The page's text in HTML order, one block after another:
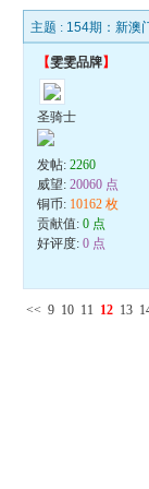
主题 : 154期：新澳
【雯雯品牌】
圣骑士
发帖:2260
威望:20060 点
铜币: 10162 枚
贡献值:0 点
好评度:0 点
<< 9 10 11 12 13